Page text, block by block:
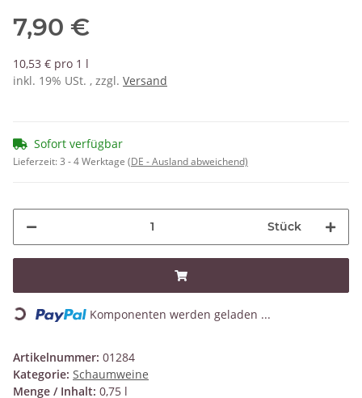
7,90 €
10,53 € pro 1 l
inkl. 19% USt. , zzgl. Versand
Sofort verfügbar
Lieferzeit:3 - 4 Werktage (DE - Ausland abweichend)
Stück
Loading... Komponenten werden geladen ...
Artikelnummer: 01284
Kategorie: Schaumweine
Menge / Inhalt: 0,75 l